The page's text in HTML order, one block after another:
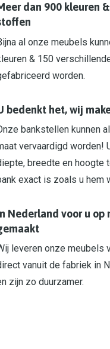
dan 900 kleuren
al onze meubels
& 150
worden.
bedenkt het, wij
bankstellen kunnen
vervaardigd worden!
breedte en hoogte
exact is zoals u hem
Nederland voor u op
leveren onze meubels
vanuit de fabriek in
zijn zo duurzamer.